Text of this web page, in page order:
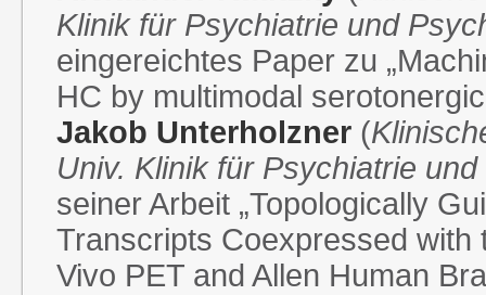
Klinik für Psychiatrie und
eingereichtes Paper zu
HC by multimodal
Jakob Unterholzner (
Univ. Klinik für Psychiatrie
seiner Arbeit „Topologically
Transcripts Coexpressed
Vivo PET and Allen Human